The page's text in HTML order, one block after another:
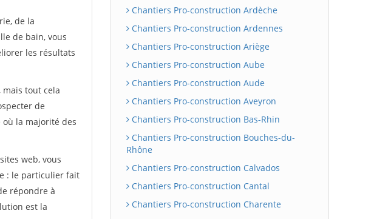
de la
de bain, vous
les résultats
tout cela
de
la majorité des
web, vous
: le particulier fait
répondre à
est la
Chantiers Pro-construction Ardèche
Chantiers Pro-construction Ardennes
Chantiers Pro-construction Ariège
Chantiers Pro-construction Aube
Chantiers Pro-construction Aude
Chantiers Pro-construction Aveyron
Chantiers Pro-construction Bas-Rhin
Chantiers Pro-construction Bouches-du-
Rhône
Chantiers Pro-construction Calvados
Chantiers Pro-construction Cantal
Chantiers Pro-construction Charente